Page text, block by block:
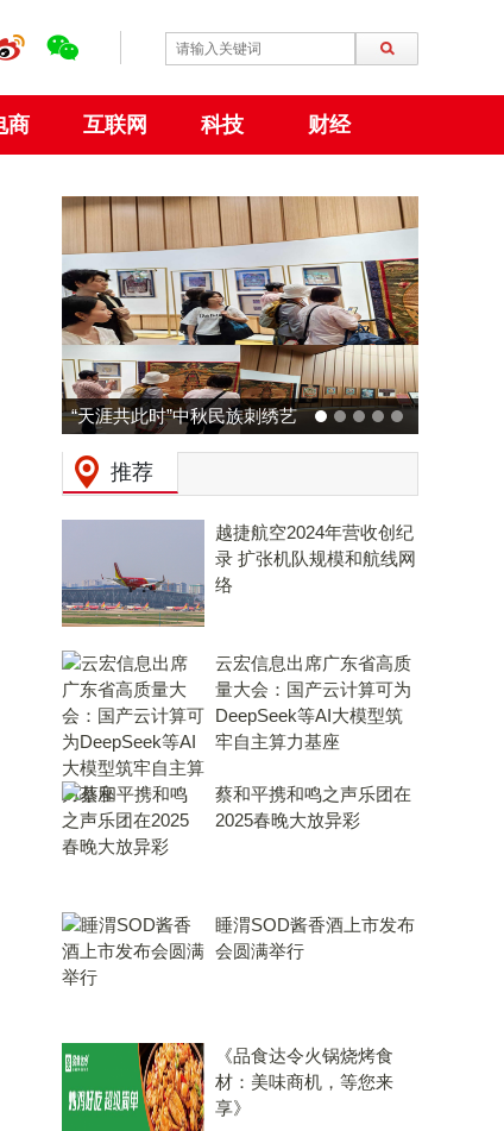
商 互联网 科技 财经
“天涯共此时”中秋民族刺绣艺
术特展 在大阪世博会中国馆
成功举行
推荐
越捷航空2024年营收创纪
录 扩张机队规模和航线网
络
云宏信息出席广东省高质
量大会：国产云计算可为
DeepSeek等AI大模型筑
牢自主算力基座
蔡和平携和鸣之声乐团在
2025春晚大放异彩
睡渭SOD酱香酒上市发布
会圆满举行
《品食达令火锅烧烤食
材：美味商机，等您来
享》